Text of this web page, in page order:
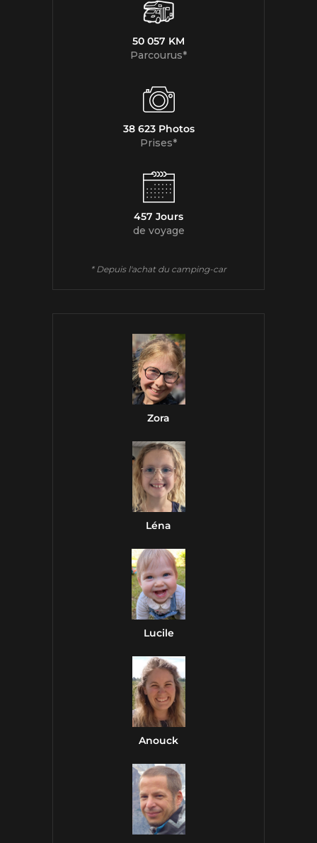
50 057 KM
Parcourus*
38 623 Photos
Prises*
457 Jours
de voyage
* Depuis l'achat du camping-car
Zora
Léna
Lucile
Anouck